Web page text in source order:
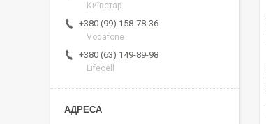
Київстар
+380 (99) 158-78-36
Vodafone
+380 (63) 149-89-98
Lifecell